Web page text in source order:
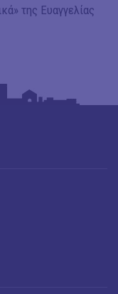
της Ευαγγελίας